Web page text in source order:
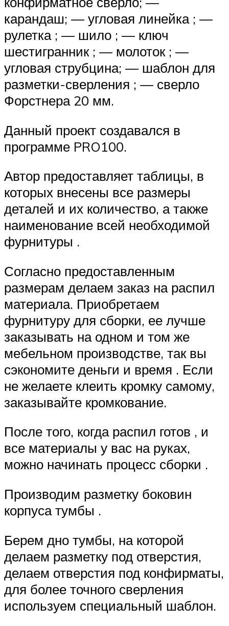
карандаш; — угловая линейка ; —
рулетка ; — шило ; — ключ
шестигранник ; — молоток ; —
угловая струбцина; — шаблон для
разметки-сверления ; — сверло
Форстнера 20 мм.
Данный проект создавался в
программе PRO100.
Автор предоставляет таблицы, в
которых внесены все размеры
деталей и их количество, а также
наименование всей необходимой
фурнитуры .
Согласно предоставленным
размерам делаем заказ на распил
материала. Приобретаем
фурнитуру для сборки, ее лучше
заказывать на одном и том же
мебельном производстве, так вы
сэкономите деньги и время . Если
не желаете клеить кромку самому,
заказывайте кромкование.
После того, когда распил готов , и
все материалы у вас на руках,
можно начинать процесс сборки .
Производим разметку боковин
корпуса тумбы .
Берем дно тумбы, на которой
делаем разметку под отверстия,
делаем отверстия под конфирматы,
для более точного сверления
используем специальный шаблон.